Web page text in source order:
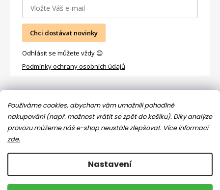
Používáme cookies, abychom vám umožnili pohodlné
nakupování (např. možnost vrátit se zpět do košíku). Díky analýze
provozu můžeme náš e-shop neustále zlepšovat. Více informací
zde.
Nastavení
Chci dostávat novinky
Odhlásit se můžete vždy 😊
Podmínky ochrany osobních údajů
Facebook
Copyright 2026Jsem máma. Všechna práva vyhrazena.